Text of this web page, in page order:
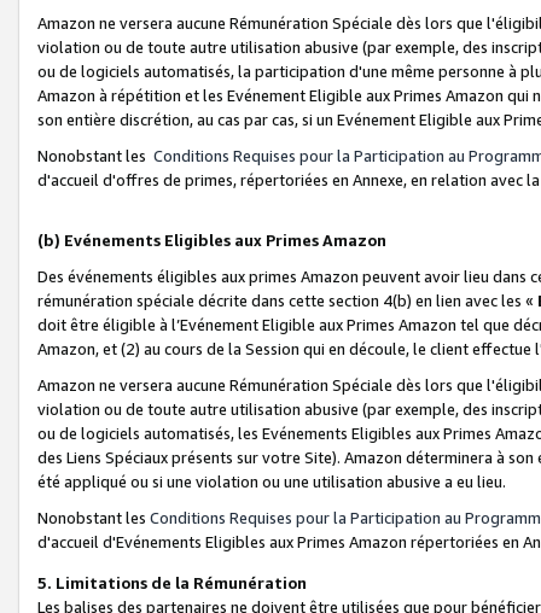
Amazon ne versera aucune Rémunération Spéciale dès lors que
violation ou de toute autre utilisation abusive (par exemple, des
ou de logiciels automatisés, la participation d'une même personne à
Amazon à répétition et les Evénement Eligible aux Primes Amazon qui
son entière discrétion, au cas par cas, si un Evénement Eligible aux
Nonobstant les Conditions Requises pour la Participation au
d'accueil d'offres de primes, répertoriées en Annexe, en relation avec
(b) Evénements Eligibles aux Primes Amazon
Des événements éligibles aux primes Amazon peuvent avoir lieu dans
rémunération spéciale décrite dans cette section 4(b) en lien avec les «
doit être éligible à l’Evénement Eligible aux Primes Amazon tel que
Amazon, et (2) au cours de la Session qui en découle, le client
Amazon ne versera aucune Rémunération Spéciale dès lors que
violation ou de toute autre utilisation abusive (par exemple, des
ou de logiciels automatisés, les Evénements Eligibles aux Primes
des Liens Spéciaux présents sur votre Site). Amazon déterminera à
été appliqué ou si une violation ou une utilisation abusive a eu lieu.
Nonobstant les Conditions Requises pour la Participation au
d'accueil d'Evénements Eligibles aux Primes Amazon répertoriées en
5. Limitations de la Rémunération
Les balises des partenaires ne doivent être utilisées que pour